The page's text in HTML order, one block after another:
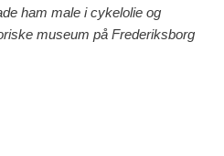
ham male i cykelolie og
museum på Frederiksborg